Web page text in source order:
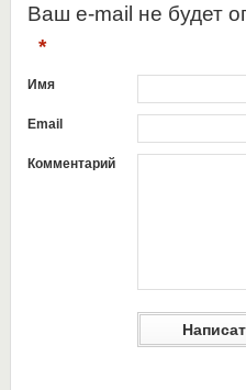
Ваш e-mail не будет
*
Имя
Email
Комментарий